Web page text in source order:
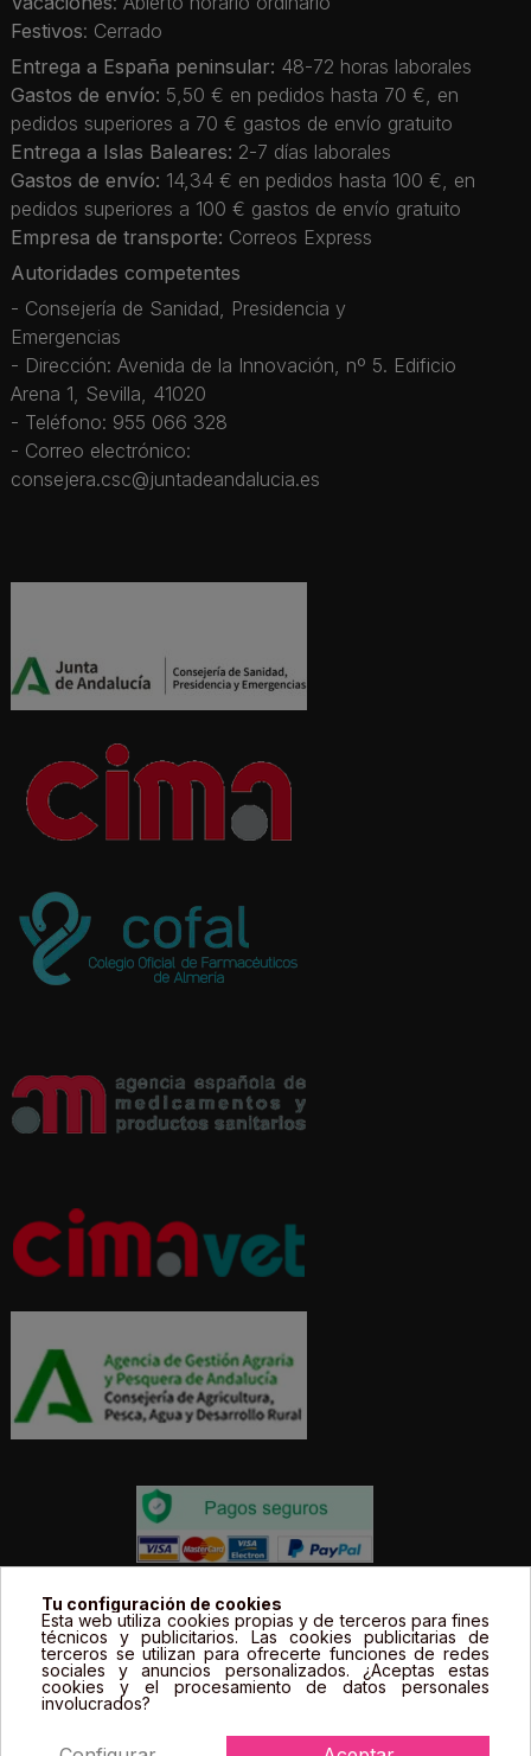
Festivos: Cerrado
Entrega a España peninsular: 48-72 horas laborales
Gastos de envío: 5,50 € en pedidos hasta 70 €, en
pedidos superiores a 70 € gastos de envío gratuito
Entrega a Islas Baleares: 2-7 días laborales
Gastos de envío: 14,34 € en pedidos hasta 100 €, en
pedidos superiores a 100 € gastos de envío gratuito
Empresa de transporte: Correos Express
Autoridades competentes
- Consejería de Sanidad, Presidencia y
Emergencias
- Dirección: Avenida de la Innovación, nº 5. Edificio
Arena 1, Sevilla, 41020
- Teléfono: 955 066 328
- Correo electrónico:
consejera.csc@juntadeandalucia.es
Todos los precios estás expresados en Euros e
incluyen el IVA. | Todas las marcas, logotipos y fotos de
productos son propiedad legal de sus propietarios y
sólo se muestran a título informativo.
Tu configuración de cookies
Esta web utiliza cookies propias y de terceros para fines
técnicos y publicitarios. Las cookies publicitarias de
terceros se utilizan para ofrecerte funciones de redes
sociales y anuncios personalizados. ¿Aceptas estas
cookies y el procesamiento de datos personales
involucrados?